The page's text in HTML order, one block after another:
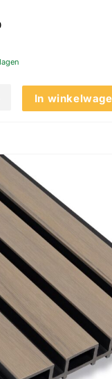
Huidige
In
buiten